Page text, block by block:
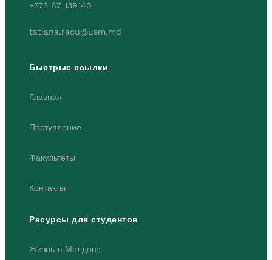
+373 67 139140
tatiana.racu@usm.md
Быстрые ссылки
Главная
Поступление
Факультеты
Контакты
Ресурсы для студентов
Жизнь в Молдове